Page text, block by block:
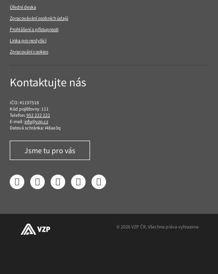
Úřední deska
Zpracovávání osobních údajů
Prohlášení o přístupnosti
Linka pro neslyšící
Zpracování cookies
Kontaktujte nás
IČO: 41197518
Kód pojišťovny: 111
Telefon:952 222 222
E-mail:info@vzp.cz
Datová schránka: i48ae3q
Jsme tu pro vás
FacebookLinkedIn YouTube InstagramTwitter
© 2026 VZP ČR, Všechna práva vyhrazena